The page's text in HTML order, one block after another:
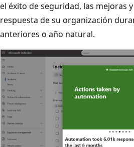
el éxito de seguridad, las mejoras
respuesta de su organización
anteriores o año natural.